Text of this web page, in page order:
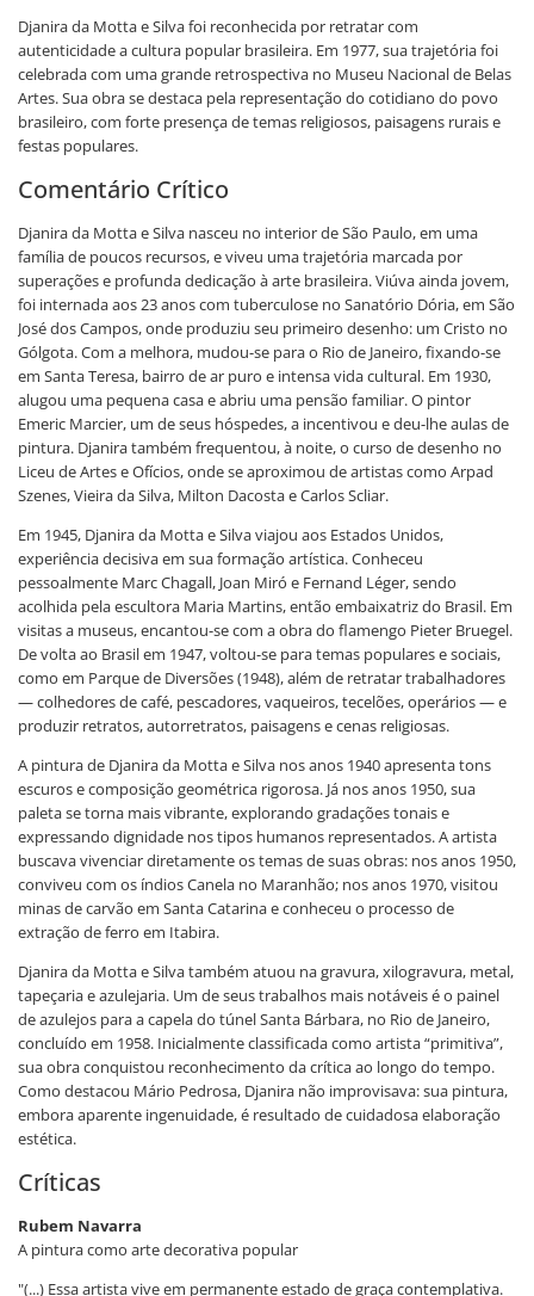
Djanira da Motta e Silva foi reconhecida por retratar com
autenticidade a cultura popular brasileira. Em 1977, sua trajetória foi
celebrada com uma grande retrospectiva no Museu Nacional de Belas
Artes. Sua obra se destaca pela representação do cotidiano do povo
brasileiro, com forte presença de temas religiosos, paisagens rurais e
festas populares.
Comentário Crítico
Djanira da Motta e Silva nasceu no interior de São Paulo, em uma
família de poucos recursos, e viveu uma trajetória marcada por
superações e profunda dedicação à arte brasileira. Viúva ainda jovem,
foi internada aos 23 anos com tuberculose no Sanatório Dória, em São
José dos Campos, onde produziu seu primeiro desenho: um Cristo no
Gólgota. Com a melhora, mudou-se para o Rio de Janeiro, fixando-se
em Santa Teresa, bairro de ar puro e intensa vida cultural. Em 1930,
alugou uma pequena casa e abriu uma pensão familiar. O pintor
Emeric Marcier, um de seus hóspedes, a incentivou e deu-lhe aulas de
pintura. Djanira também frequentou, à noite, o curso de desenho no
Liceu de Artes e Ofícios, onde se aproximou de artistas como Arpad
Szenes, Vieira da Silva, Milton Dacosta e Carlos Scliar.
Em 1945, Djanira da Motta e Silva viajou aos Estados Unidos,
experiência decisiva em sua formação artística. Conheceu
pessoalmente Marc Chagall, Joan Miró e Fernand Léger, sendo
acolhida pela escultora Maria Martins, então embaixatriz do Brasil. Em
visitas a museus, encantou-se com a obra do flamengo Pieter Bruegel.
De volta ao Brasil em 1947, voltou-se para temas populares e sociais,
como em Parque de Diversões (1948), além de retratar trabalhadores
— colhedores de café, pescadores, vaqueiros, tecelões, operários — e
produzir retratos, autorretratos, paisagens e cenas religiosas.
A pintura de Djanira da Motta e Silva nos anos 1940 apresenta tons
escuros e composição geométrica rigorosa. Já nos anos 1950, sua
paleta se torna mais vibrante, explorando gradações tonais e
expressando dignidade nos tipos humanos representados. A artista
buscava vivenciar diretamente os temas de suas obras: nos anos 1950,
conviveu com os índios Canela no Maranhão; nos anos 1970, visitou
minas de carvão em Santa Catarina e conheceu o processo de
extração de ferro em Itabira.
Djanira da Motta e Silva também atuou na gravura, xilogravura, metal,
tapeçaria e azulejaria. Um de seus trabalhos mais notáveis é o painel
de azulejos para a capela do túnel Santa Bárbara, no Rio de Janeiro,
concluído em 1958. Inicialmente classificada como artista “primitiva”,
sua obra conquistou reconhecimento da crítica ao longo do tempo.
Como destacou Mário Pedrosa, Djanira não improvisava: sua pintura,
embora aparente ingenuidade, é resultado de cuidadosa elaboração
estética.
Críticas
Rubem Navarra
A pintura como arte decorativa popular
"(...) Essa artista vive em permanente estado de graça contemplativa.